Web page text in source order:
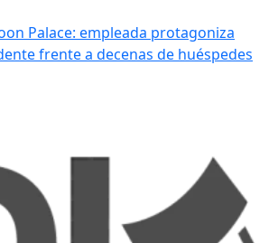
Palace: empleada protagoniza
frente a decenas de huéspedes